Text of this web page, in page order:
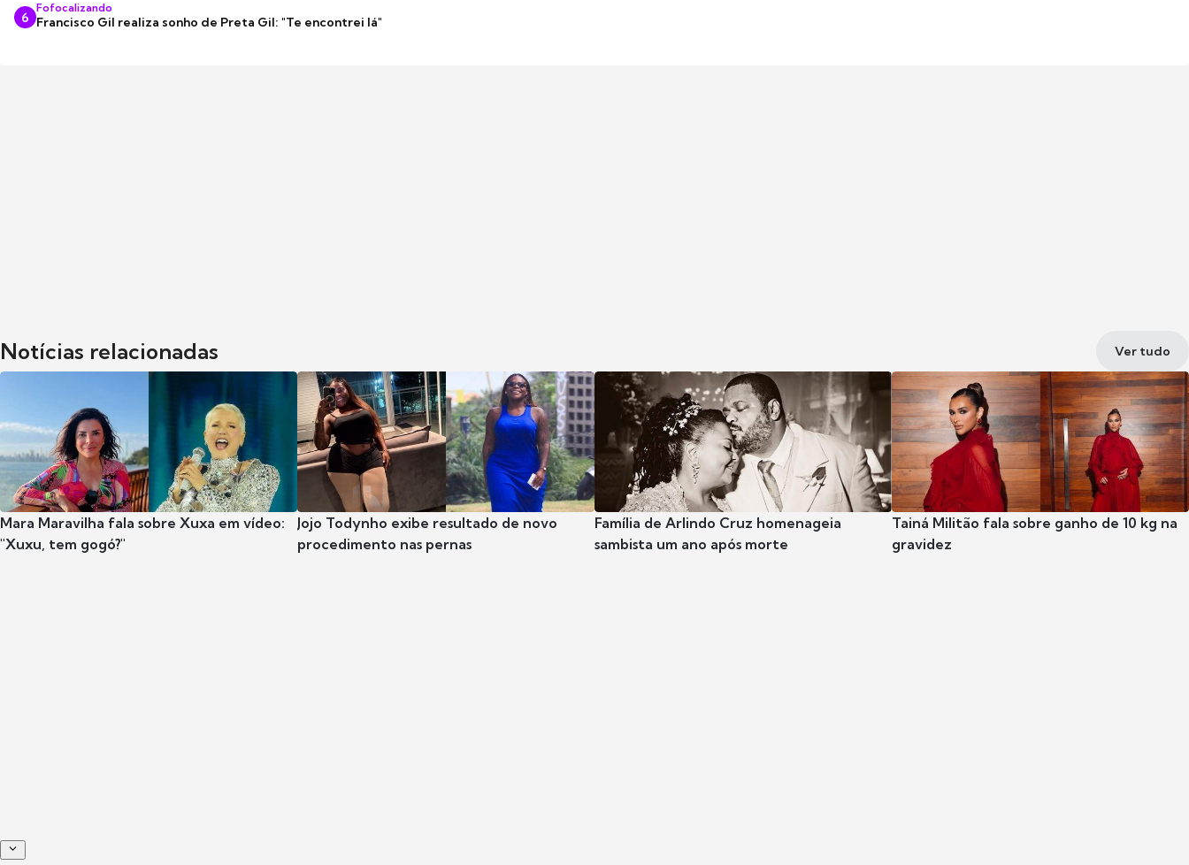
6
Fofocalizando
Francisco Gil realiza sonho de Preta Gil: "Te encontrei lá"
Notícias relacionadas Ver tudo
Mara Maravilha fala sobre Xuxa em vídeo:
"Xuxu, tem gogó?"
Jojo Todynho exibe resultado de novo
procedimento nas pernas
Família de Arlindo Cruz homenageia
sambista um ano após morte
Tainá Militão fala sobre ganho de 10 kg na
gravidez